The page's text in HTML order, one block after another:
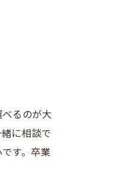
るのが大
に相談で
す。卒業